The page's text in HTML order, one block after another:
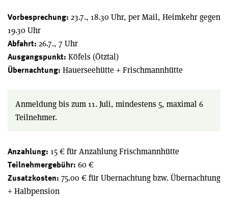
Vorbesprechung: 23.7., 18.30 Uhr, per Mail, Heimkehr gegen
19.30 Uhr
Abfahrt: 26.7., 7 Uhr
Ausgangspunkt: Köfels (Ötztal)
Übernachtung: Hauerseehütte + Frischmannhütte
Anmeldung bis zum 11. Juli, mindestens 5, maximal 6
Teilnehmer.
Anzahlung: 15 € für Anzahlung Frischmannhütte
Teilnehmergebühr: 60 €
Zusatzkosten: 75.00 € für Ubernachtung bzw. Übernachtung
+ Halbpension